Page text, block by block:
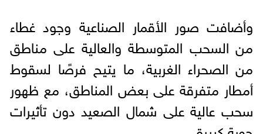
وأضافت صور الأقمار الصناعية وجود غطاء
من السحب المتوسطة والعالية على مناطق
من الصحراء الغربية، ما يتيح فرصًا لسقوط
أمطار متفرقة على بعض المناطق، مع ظهور
سحب عالية على شمال الصعيد دون تأثيرات